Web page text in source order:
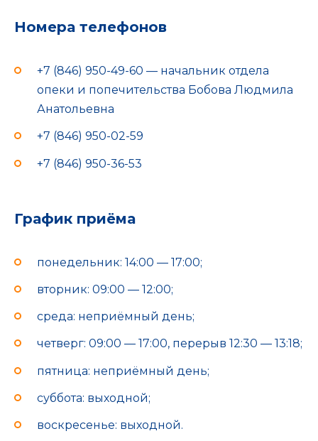
Номера телефонов
+7 (846) 950-49-60 — начальник отдела
опеки и попечительства Бобова Людмила
Анатольевна
+7 (846) 950-02-59
+7 (846) 950-36-53
График приёма
понедельник: 14:00 — 17:00;
вторник: 09:00 — 12:00;
среда: неприёмный день;
четверг: 09:00 — 17:00, перерыв 12:30 — 13:18;
пятница: неприёмный день;
суббота: выходной;
воскресенье: выходной.